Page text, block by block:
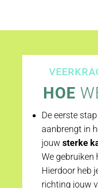
HOE
De eerste
aanbrengt in
jouwsterke
We gebruiken
Hierdoor heb
richting jouw